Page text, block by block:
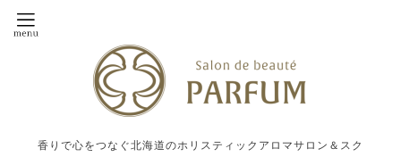
香りで心をつなぐ北海道のホリスティックアロマサロン＆スク